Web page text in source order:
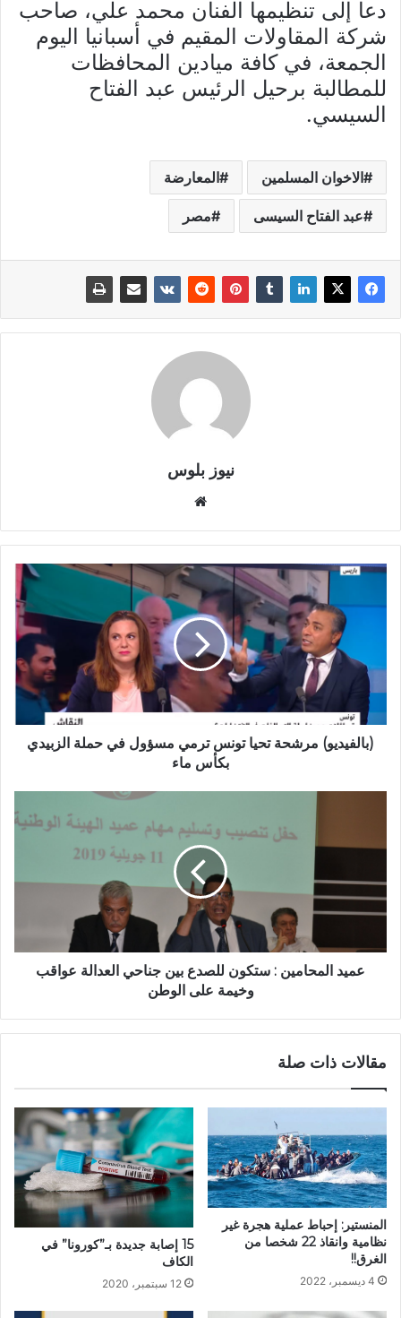
دعا إلى تنظيمها الفنان محمد علي، صاحب
شركة المقاولات المقيم في أسبانيا اليوم
الجمعة، في كافة ميادين المحافظات
للمطالبة برحيل الرئيس عبد الفتاح
السيسي.
الاخوان المسلمين المعارضة
عبد الفتاح السيسى مصر
نيوز بلوس
(بالفيديو) مرشحة تحيا تونس ترمي مسؤول في حملة الزبيدي
بكأس ماء
عميد المحامين : ستكون للصدع بين جناحي العدالة عواقب
وخيمة على الوطن
مقالات ذات صلة
المنستير: إحباط عملية هجرة غير
نظامية وانقاذ 22 شخصا من
الغرق!!
4 ديسمبر، 2022
15 إصابة جديدة بـ”كورونا” في
الكاف
12 سبتمبر، 2020